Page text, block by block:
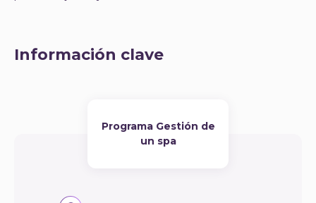
Información clave
Programa Gestión de
un spa